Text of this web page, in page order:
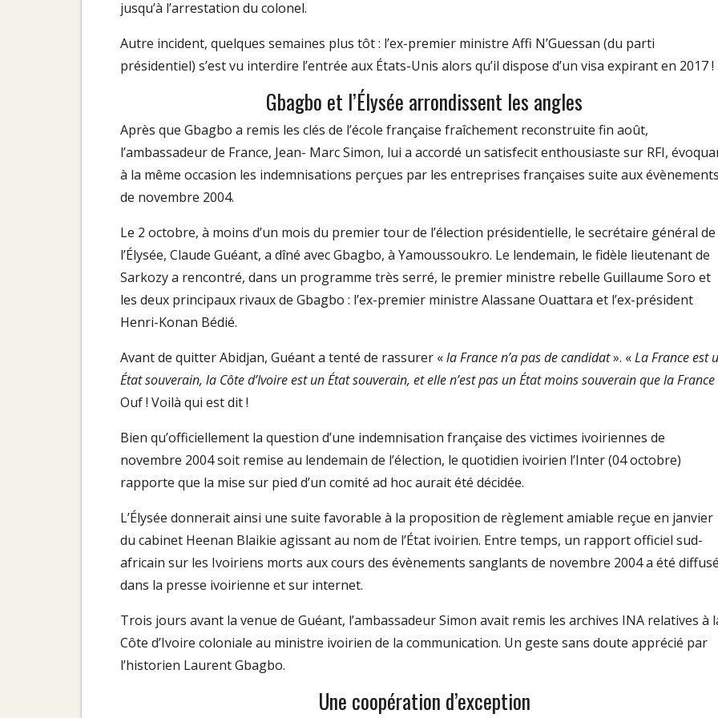
jusqu’à l’arrestation du colonel.
Autre incident, quelques semaines plus tôt : l’ex-premier ministre Affi N’Guessan (du parti
présidentiel) s’est vu interdire l’entrée aux États-Unis alors qu’il dispose d’un visa expirant en 2017 !
Gbagbo et l’Élysée arrondissent les angles
Après que Gbagbo a remis les clés de l’école française fraîchement reconstruite fin août,
l’ambassadeur de France, Jean- Marc Simon, lui a accordé un satisfecit enthousiaste sur RFI,
à la même occasion les indemnisations perçues par les entreprises françaises suite aux évènements
de novembre 2004.
Le 2 octobre, à moins d’un mois du premier tour de l’élection présidentielle, le secrétaire général de
l’Élysée, Claude Guéant, a dîné avec Gbagbo, à Yamoussoukro. Le lendemain, le fidèle lieutenant de
Sarkozy a rencontré, dans un programme très serré, le premier ministre rebelle Guillaume Soro et
les deux principaux rivaux de Gbagbo : l’ex-premier ministre Alassane Ouattara et l’ex-président
Henri-Konan Bédié.
Avant de quitter Abidjan, Guéant a tenté de rassurer «la France n’a pas de candidat». «La France est
État souverain, la Côte d’Ivoire est un État souverain, et elle n’est pas un État moins souverain que la France
Ouf ! Voilà qui est dit !
Bien qu’officiellement la question d’une indemnisation française des victimes ivoiriennes de
novembre 2004 soit remise au lendemain de l’élection, le quotidien ivoirien l’Inter (04 octobre)
rapporte que la mise sur pied d’un comité ad hoc aurait été décidée.
L’Élysée donnerait ainsi une suite favorable à la proposition de règlement amiable reçue en janvier
du cabinet Heenan Blaikie agissant au nom de l’État ivoirien. Entre temps, un rapport officiel sud-
africain sur les Ivoiriens morts aux cours des évènements sanglants de novembre 2004 a été
dans la presse ivoirienne et sur internet.
Trois jours avant la venue de Guéant, l’ambassadeur Simon avait remis les archives INA relatives à
Côte d’Ivoire coloniale au ministre ivoirien de la communication. Un geste sans doute apprécié par
l’historien Laurent Gbagbo.
Une coopération d’exception